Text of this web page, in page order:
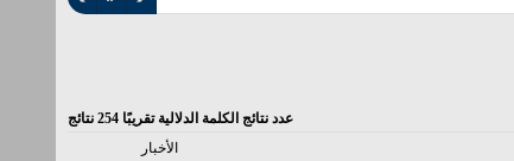
عدد نتائج الكلمة الدلالية تقريبًا 254 نتائج
الأخبار